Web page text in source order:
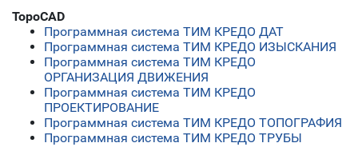
TopoCAD
Программная система ТИМ КРЕДО ДАТ
Программная система ТИМ КРЕДО ИЗЫСКАНИЯ
Программная система ТИМ КРЕДО
ОРГАНИЗАЦИЯ ДВИЖЕНИЯ
Программная система ТИМ КРЕДО
ПРОЕКТИРОВАНИЕ
Программная система ТИМ КРЕДО ТОПОГРАФИЯ
Программная система ТИМ КРЕДО ТРУБЫ